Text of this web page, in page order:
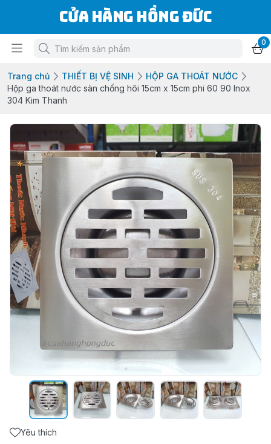
Cửa Hàng Hồng Đức
0
Trang chủ THIẾT BỊ VỆ SINH
HỘP GA THOÁT NƯỚC
Hộp ga thoát nước sàn chống hôi 15cm x 15cm phi 60 90 Inox
304 Kim Thanh
Yêu thích